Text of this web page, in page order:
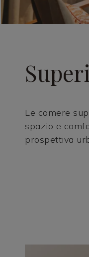
Le camere
spazio e
prospettiva